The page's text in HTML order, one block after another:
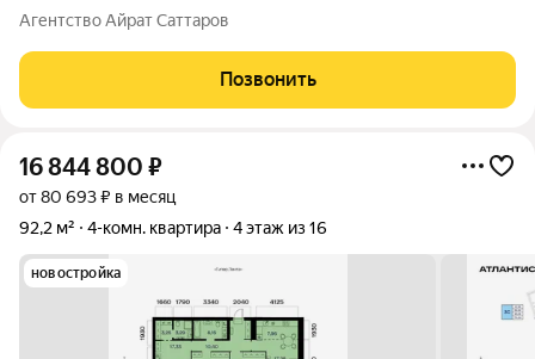
свой двор, консьерж, видеонаблюдение, шлагбаум, 3 лифта; 4)
В квартире остается вся техника и мебель; 5) Развитый район;
6) Рядом с домом
Агентство Айрат Саттаров
Позвонить
16 844 800 ₽
от 80 693 ₽ в месяц
92,2 м²
4-комн. квартира 4 этаж из 16
новостройка